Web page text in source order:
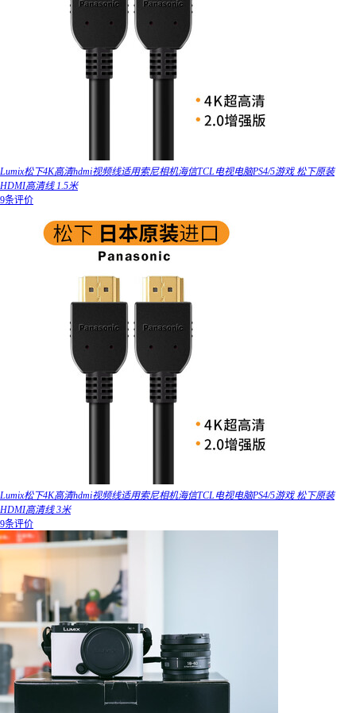
Lumix松下4K高清hdmi视频线适用索尼相机海信TCL电视电脑PS4/5游戏 松下原装
HDMI高清线 1.5米
9条评价
Lumix松下4K高清hdmi视频线适用索尼相机海信TCL电视电脑PS4/5游戏 松下原装
HDMI高清线 3米
9条评价